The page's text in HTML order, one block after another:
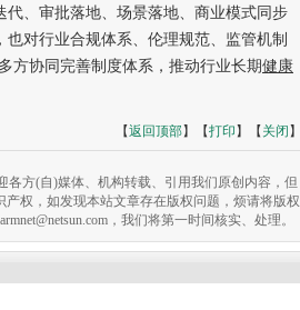
代、审批落地、场景落地、商业模式同步
对行业合规体系、伦理规范、监管机制
方协同完善制度体系，推动行业长期健康
【返回顶部】【打印 】【 关闭 】
各方(自)媒体、机构转载、引用我们原创内容，但
权，如发现本站文章存在版权问题，烦请将版权
，我们将第一时间核实、处理。